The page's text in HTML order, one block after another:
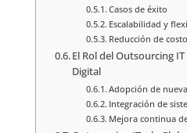
Casos de éxito
Escalabilidad y
Reducción de
El Rol del Outsourcing
Digital
Adopción de
Integración de
Mejora continua